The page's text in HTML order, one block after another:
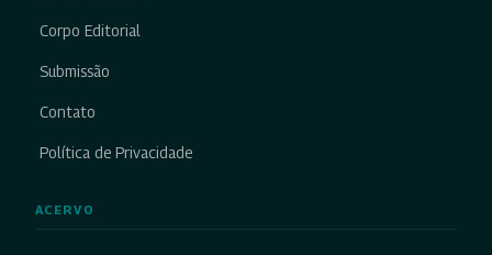
Corpo Editorial
Submissão
Contato
Política de Privacidade
ACERVO